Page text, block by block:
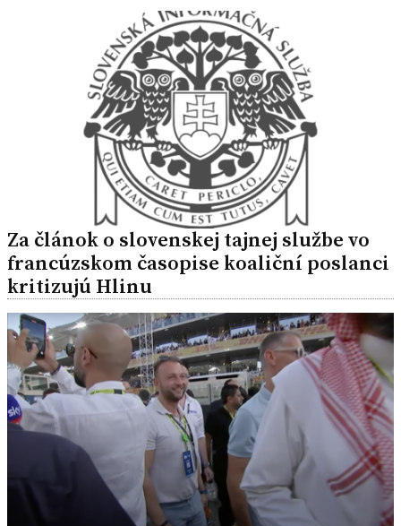
Za článok o slovenskej tajnej službe vo
francúzskom časopise koaliční poslanci
kritizujú Hlinu